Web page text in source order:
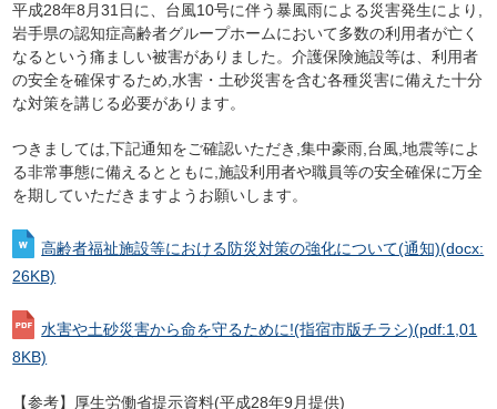
平成28年8月31日に、台風10号に伴う暴風雨による災害発生により,
岩手県の認知症高齢者グループホームにおいて多数の利用者が亡く
なるという痛ましい被害がありました。介護保険施設等は、利用者
の安全を確保するため,水害・土砂災害を含む各種災害に備えた十分
な対策を講じる必要があります。
つきましては,下記通知をご確認いただき,集中豪雨,台風,地震等によ
る非常事態に備えるとともに,施設利用者や職員等の安全確保に万全
を期していただきますようお願いします。
高齢者福祉施設等における防災対策の強化について(通知)(docx:
26KB)
水害や土砂災害から命を守るために!(指宿市版チラシ)(pdf:1,01
8KB)
【参考】厚生労働省提示資料(平成28年9月提供)